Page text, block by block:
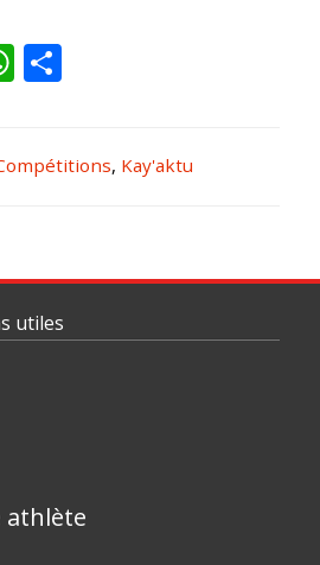
WhatsApp
, Kay'aktu
utiles
athlète